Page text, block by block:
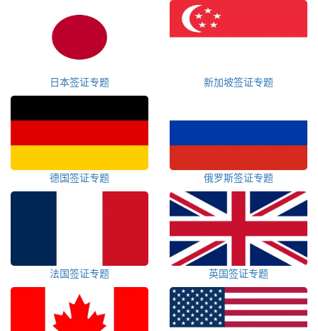
日本签证专题 新加坡签证专题
德国签证专题 俄罗斯签证专题
法国签证专题 英国签证专题